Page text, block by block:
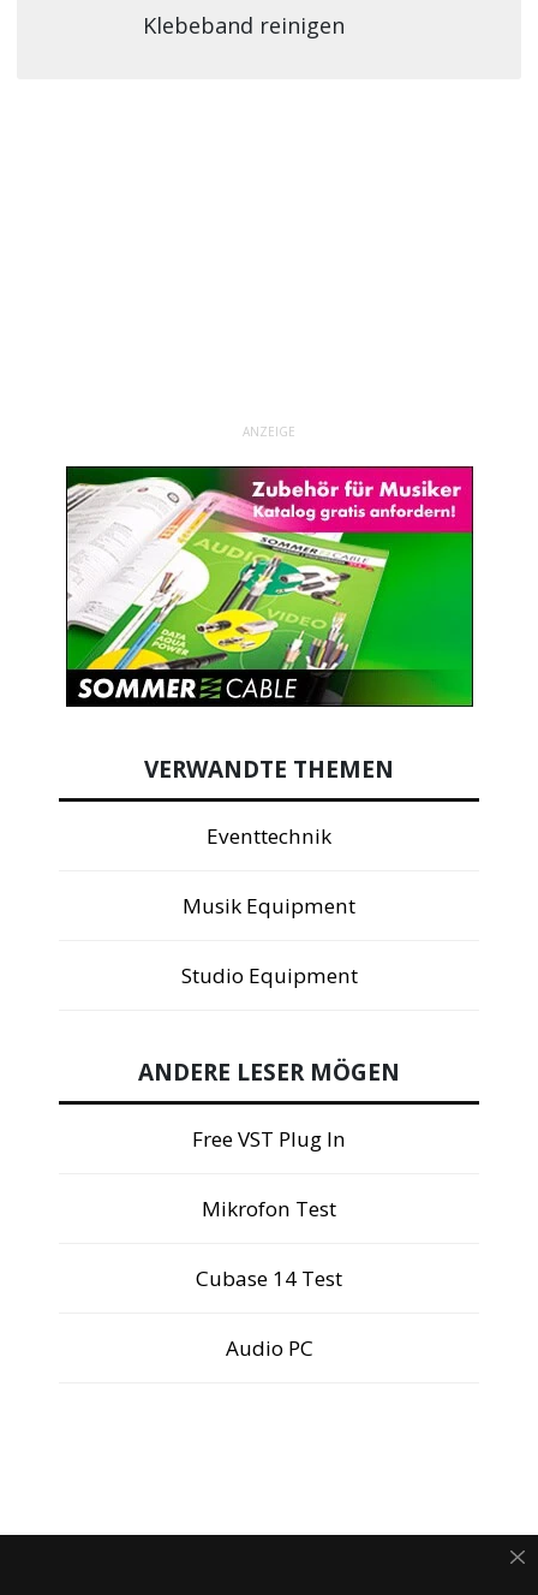
Klebeband reinigen
ANZEIGE
VERWANDTE THEMEN
Eventtechnik
Musik Equipment
Studio Equipment
ANDERE LESER MÖGEN
Free VST Plug In
Mikrofon Test
Cubase 14 Test
Audio PC